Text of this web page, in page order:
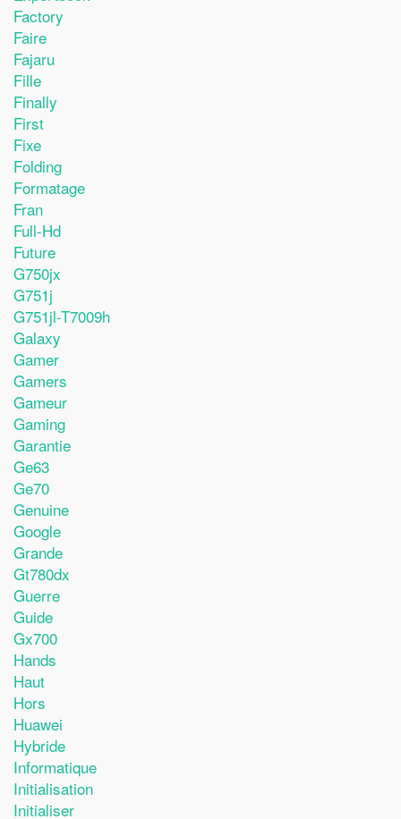
Factory
Faire
Fajaru
Fille
Finally
First
Fixe
Folding
Formatage
Fran
Full-Hd
Future
G750jx
G751j
G751jl-T7009h
Galaxy
Gamer
Gamers
Gameur
Gaming
Garantie
Ge63
Ge70
Genuine
Google
Grande
Gt780dx
Guerre
Guide
Gx700
Hands
Haut
Hors
Huawei
Hybride
Informatique
Initialisation
Initialiser